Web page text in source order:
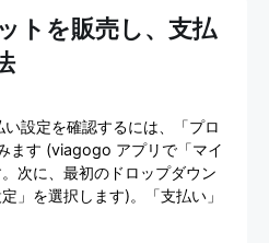
ー
ト
イ
トを販売し、支払
設定を確認するには、「プロ
ます (viagogo アプリで「マイ
次に、最初のドロップダウン
」を選択します)。「支払い」